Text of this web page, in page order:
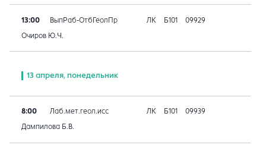
13:00 ВыпРаб-ОтбГеолПр ЛК Б101 09929
Очиров Ю.Ч.
13 апреля, понедельник
8:00 Лаб.мет.геол.исс ЛК Б101 09939
Дампилова Б.В.